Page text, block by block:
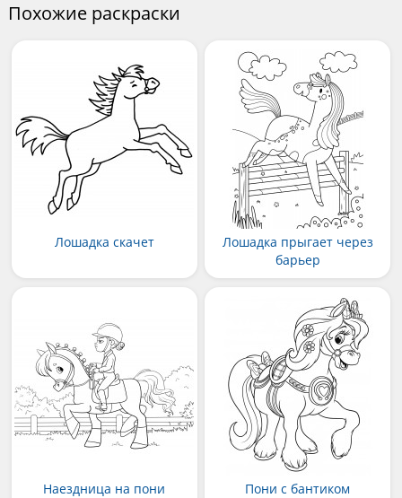
Похожие раскраски
Лошадка скачет
Лошадка прыгает через
барьер
Наездница на пони Пони с бантиком